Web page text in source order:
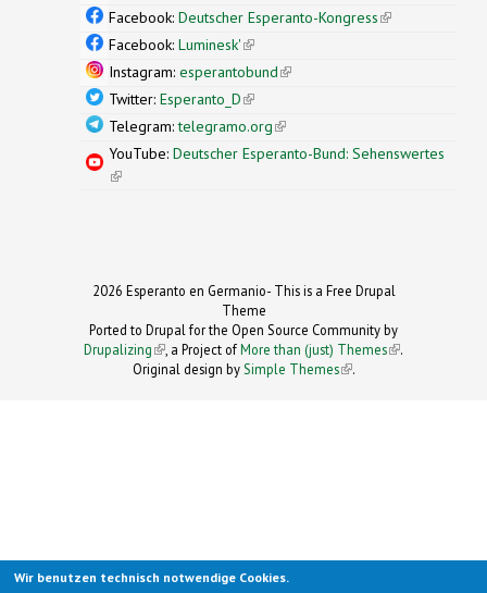
external)
Facebook: Deutscher Esperanto-Kongress(link is
Facebook: Luminesk'(link is external)
Instagram: esperantobund(link is external)
Twitter: Esperanto_D(link is external)
Telegram:telegramo.org(link is external)
YouTube: Deutscher Esperanto-Bund: Sehenswertes
(link is external)
2026 Esperanto en Germanio- This is a Free Drupal
Theme
Ported to Drupal for the Open Source Community by
Drupalizing(link is external)
, a Project ofMore than (just) Themes (link is
.
Original design by Simple Themes
(link is
.
Wir benutzen technisch notwendige Cookies.